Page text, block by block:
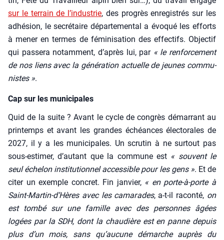
sur le ter­rain de l’in­dus­trie, des pro­grès enre­gis­trés sur les
adhé­sion, le secré­taire dépar­te­men­tal a évo­qué les efforts
à mener en termes de fémi­ni­sa­tion des effec­tifs. Objec­tif
qui pas­se­ra notam­ment, d’a­près lui, par « le ren­for­ce­ment
de nos liens avec la géné­ra­tion actuelle de jeunes com­mu­
nistes ».
Cap sur les municipales
Quid de la suite ? Avant le cycle de congrès démar­rant au
prin­temps et avant les grandes échéances élec­to­rales de
2027, il y a les muni­ci­pales. Un scru­tin à ne sur­tout pas
sous-esti­mer, d’au­tant que la com­mune est « sou­vent le
seul éche­lon ins­ti­tu­tion­nel acces­sible pour les gens ». Et de
citer un exemple concret. Fin jan­vier, « en porte-à-porte à
Saint-Mar­tin-d’Hères avec les cama­rades, a‑t-il racon­té, on
est tom­bé sur une famille avec des per­sonnes âgées
logées par la SDH, dont la chau­dière est en panne depuis
plus d’un mois, sans qu’au­cune démarche auprès du